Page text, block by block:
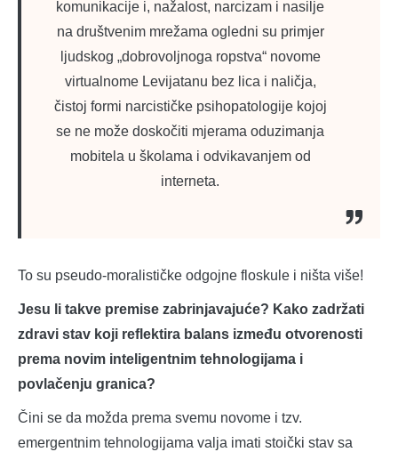
komunikacije i, nažalost, narcizam i nasilje
na društvenim mrežama ogledni su primjer
ljudskog „dobrovoljnoga ropstva“ novome
virtualnome Levijatanu bez lica i naličja,
čistoj formi narcističke psihopatologije kojoj
se ne može doskočiti mjerama oduzimanja
mobitela u školama i odvikavanjem od
interneta.
To su pseudo-moralističke odgojne floskule i ništa više!
Jesu li takve premise zabrinjavajuće? Kako zadržati
zdravi stav koji reflektira balans između otvorenosti
prema novim inteligentnim tehnologijama i
povlačenju granica?
Čini se da možda prema svemu novome i tzv.
emergentnim tehnologijama valja imati stoički stav sa